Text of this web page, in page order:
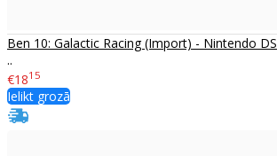
Ben 10: Galactic Racing (Import) - Nintendo DS
..
€1815
Ielikt grozā